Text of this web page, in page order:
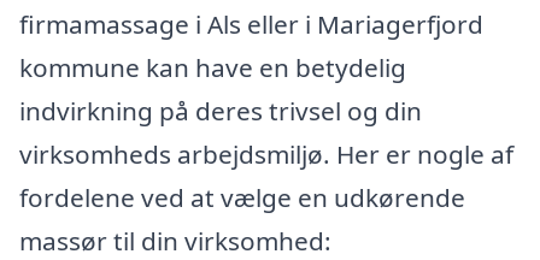
firmamassage i Als eller i Mariagerfjord
kommune kan have en betydelig
indvirkning på deres trivsel og din
virksomheds arbejdsmiljø. Her er nogle af
fordelene ved at vælge en udkørende
massør til din virksomhed: